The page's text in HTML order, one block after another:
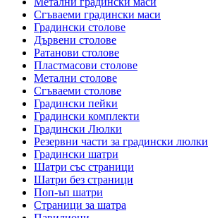
Сгъваеми градински маси
Градински столове
Дървени столове
Ратанови столове
Пластмасови столове
Метални столове
Сгъваеми столове
Градински пейки
Градински комплекти
Градински Люлки
Резервни части за градински люлки
Градински шатри
Шатри със страници
Шатри без страници
Поп-ъп шатри
Страници за шатра